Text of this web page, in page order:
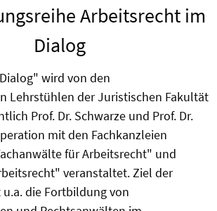
Arbeitsrecht im
Dialog
wird von den
Lehrstühlen der Juristischen Fakultät
Prof. Dr. Schwarze und Prof. Dr.
mit den Fachkanzleien
für Arbeitsrecht" und
veranstaltet. Ziel der
die Fortbildung von